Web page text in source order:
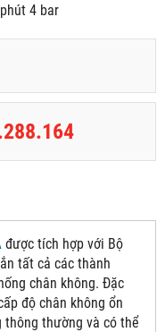
4 bar
được tích hợp với Bộ
tất cả các thành
chân không. Đặc
độ chân không ổn
thông thường và có thể